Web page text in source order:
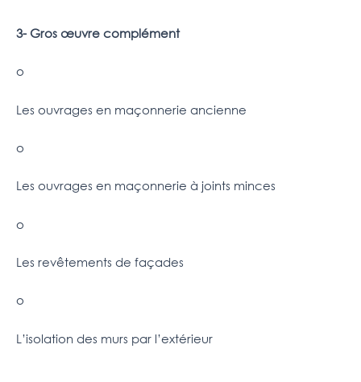
3- Gros œuvre complément
o
Les ouvrages en maçonnerie ancienne
o
Les ouvrages en maçonnerie à joints minces
o
Les revêtements de façades
o
L’isolation des murs par l’extérieur